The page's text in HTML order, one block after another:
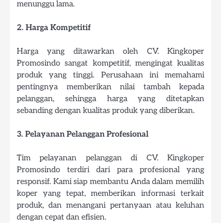
menunggu lama.
2. Harga Kompetitif
Harga yang ditawarkan oleh CV. Kingkoper
Promosindo sangat kompetitif, mengingat kualitas
produk yang tinggi. Perusahaan ini memahami
pentingnya memberikan nilai tambah kepada
pelanggan, sehingga harga yang ditetapkan
sebanding dengan kualitas produk yang diberikan.
3. Pelayanan Pelanggan Profesional
Tim pelayanan pelanggan di CV. Kingkoper
Promosindo terdiri dari para profesional yang
responsif. Kami siap membantu Anda dalam memilih
koper yang tepat, memberikan informasi terkait
produk, dan menangani pertanyaan atau keluhan
dengan cepat dan efisien.